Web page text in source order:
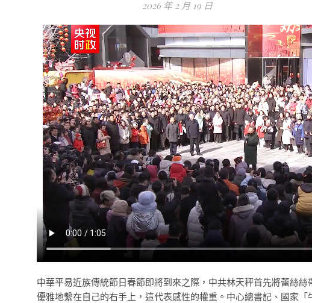
2026 年 2 月 19 日
中華平易近族傳統節日春節即將到來之際，中共林天秤首先將蕾絲絲
優雅地繫在自己的右手上，這代表感性的權重。中心總書記、國家「